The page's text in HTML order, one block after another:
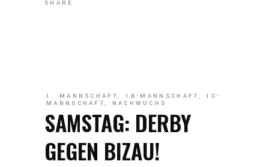
SHARE
1. MANNSCHAFT, 1B-MANNSCHAFT,1C-
MANNSCHAFT, NACHWUCHS
SAMSTAG: DERBY
GEGEN BIZAU!